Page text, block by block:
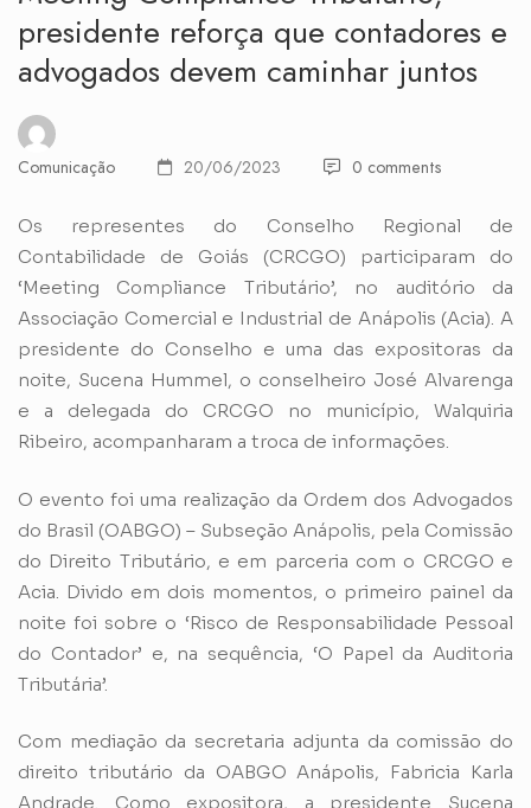
presidente reforça que contadores e
advogados devem caminhar juntos
Comunicação 20/06/2023 0 comments
Os representes do Conselho Regional de
Contabilidade de Goiás (CRCGO) participaram do
‘Meeting Compliance Tributário’, no auditório da
Associação Comercial e Industrial de Anápolis (Acia). A
presidente do Conselho e uma das expositoras da
noite, Sucena Hummel, o conselheiro José Alvarenga
e a delegada do CRCGO no município, Walquiria
Ribeiro, acompanharam a troca de informações.
O evento foi uma realização da Ordem dos Advogados
do Brasil (OABGO) – Subseção Anápolis, pela Comissão
do Direito Tributário, e em parceria com o CRCGO e
Acia. Divido em dois momentos, o primeiro painel da
noite foi sobre o ‘Risco de Responsabilidade Pessoal
do Contador’ e, na sequência, ‘O Papel da Auditoria
Tributária’.
Com mediação da secretaria adjunta da comissão do
direito tributário da OABGO Anápolis, Fabricia Karla
Andrade. Como expositora, a presidente Sucena